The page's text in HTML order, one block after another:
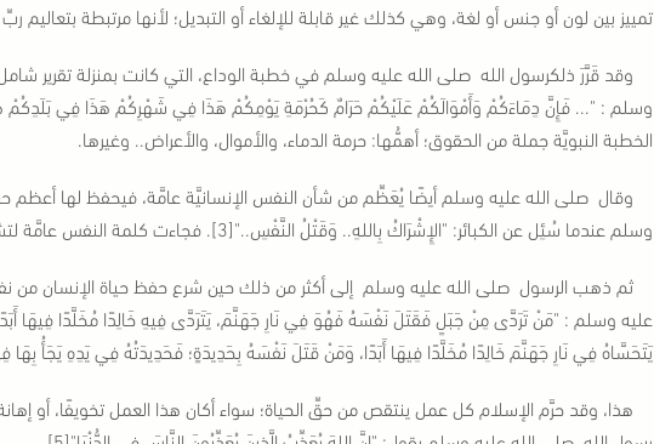
تمييز بين لون أو جنس أو لغة، وهي كذلك غير قابلة للإلغاء أو التبديل؛ لأنها مرتبطة بتعاليم ربِّ
وقد قَرَّرَ ذلكرسول الله صلى الله عليه وسلم في خطبة الوداع، التي كانت بمنزلة تقرير
الخطبة النبويَّة جملة من الحقوق؛ أهمُّها: حرمة الدماء، والأموال، والأعراض.. وغيرها.
وقال صلى الله عليه وسلم أيضًا يُعَظِّم من شأن النفس الإنسانيَّة عامَّة، فيحفظ لها أعظم
وسلم عندما سُئِل عن الكبائر: "الإِشْرَاكُ بِاللهِ.. وَقَتْلُ النَّفْسِ.."[3]. فجاءت كلمة النفس عامَّة لتشمل أيَّ نَفْسٍ تُقتل دون وجه حقٍّ.
ثم ذهب الرسول صلى الله عليه وسلم إلى أكثر من ذلك حين شرع حفظ حياة الإنسان من
عليه وسلم : "مَنْ تَرَدَّى مِنْ جَبَلٍ فَقَتَلَ نَفْسَهُ فَهُوَ فِي نَارِ جَهَنَّمَ، يَتَرَدَّى فِيهِ خَالِدًا مُخَلَّدًا
يَتَحَسَّاهُ فِي نَارِ جَهَنَّمَ خَالِدًا مُخَلَّدًا فِيهَا أَبَدًا، وَمَنْ قَتَلَ نَفْسَهُ بِحَدِيدَةٍ؛ فَحَدِيدَتُهُ فِي يَدِهِ يَجَأُ بِهَا
هذا، وقد حرَّم الإسلام كل عمل ينتقص من حقِّ الحياة؛ سواء أكان هذا العمل تخويفًا، أو